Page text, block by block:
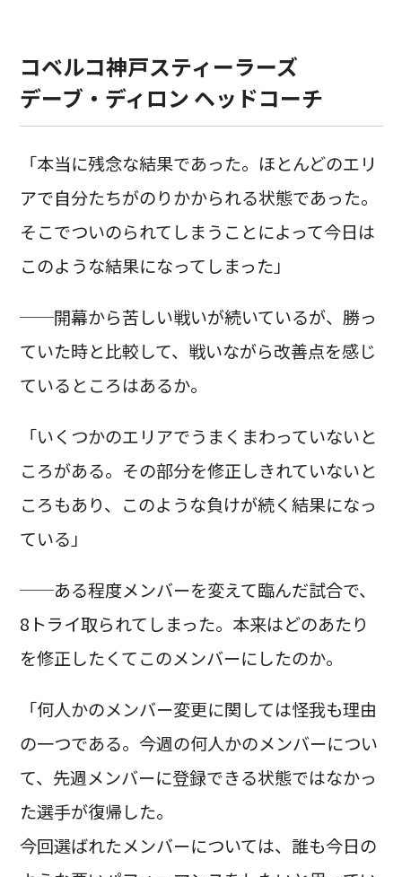
コベルコ神戸スティーラーズ
デーブ・ディロン ヘッドコーチ
「本当に残念な結果であった。ほとんどのエリ
アで自分たちがのりかかられる状態であった。
そこでついのられてしまうことによって今日は
このような結果になってしまった」
──開幕から苦しい戦いが続いているが、勝っ
ていた時と比較して、戦いながら改善点を感じ
ているところはあるか。
「いくつかのエリアでうまくまわっていないと
ころがある。その部分を修正しきれていないと
ころもあり、このような負けが続く結果になっ
ている」
──ある程度メンバーを変えて臨んだ試合で、
8トライ取られてしまった。本来はどのあたり
を修正したくてこのメンバーにしたのか。
「何人かのメンバー変更に関しては怪我も理由
の一つである。今週の何人かのメンバーについ
て、先週メンバーに登録できる状態ではなかっ
た選手が復帰した。
今回選ばれたメンバーについては、誰も今日の